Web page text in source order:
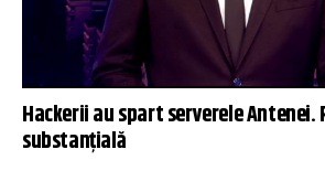
Hackerii au spart serverele Antenei.
substanțială